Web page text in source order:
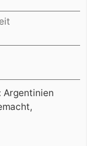
Argentinien